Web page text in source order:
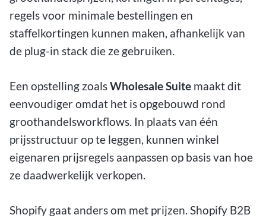
regels voor minimale bestellingen en
staffelkortingen kunnen maken, afhankelijk van
de plug-in stack die ze gebruiken.
Een opstelling zoalsWholesale Suite maakt dit
eenvoudiger omdat het is opgebouwd rond
groothandelsworkflows. In plaats van één
prijsstructuur op te leggen, kunnen winkel
eigenaren prijsregels aanpassen op basis van hoe
ze daadwerkelijk verkopen.
Shopify gaat anders om met prijzen. Shopify B2B